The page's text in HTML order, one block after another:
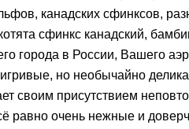
канадских сфинксов,
сфинкс канадский,
города в России, Вашего
но необычайно
своим присутствием
равно очень нежные и